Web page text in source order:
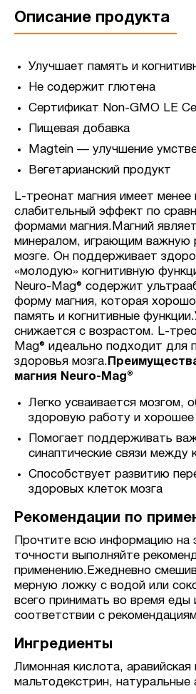
Описание продукта
Улучшает память и
Не содержит глютена
Сертификат Non-GMO LE
Пищевая добавка
Magtein — улучшение
Вегетарианский продукт
L-треонат магния имеет
слабительный эффект по
формами магния.Магний
минералом, играющим важную
мозге. Он поддерживает
«молодую» когнитивную
Neuro-Mag® содержит
форму магния, которая
память и когнитивные
снижается с возрастом. L-
Mag® идеально подходит для
здоровья мозга.
магния Neuro-Mag®
Легко усваивается мозгом,
здоровую работу и хорошее
Помогает поддерживать
синаптические связи между
Способствует развитию
здоровых клеток мозга
Рекомендации по
Прочтите всю информацию на
точности выполняйте
применению.Ежедневно
мерную ложку с водой или
всего принимать во время еды
соответствии с
Ингредиенты
Лимонная кислота, аравийская
мальтодекстрин, натуральные